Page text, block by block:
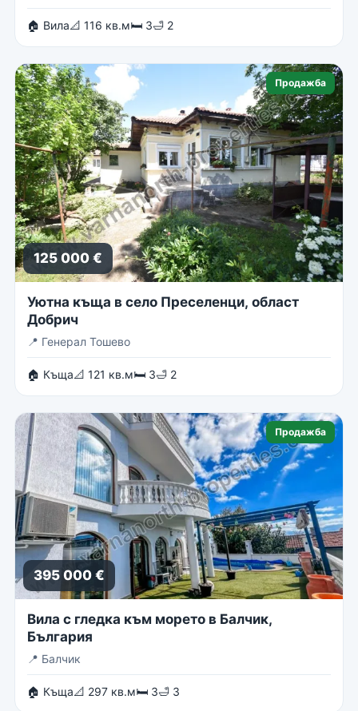
🏠 Вила📐 116 кв.м🛏 3🛁 2
Продажба
125 000 €
Уютна къща в село Преселенци, област
Добрич
📍 Генерал Тошево
🏠 Къща📐 121 кв.м🛏 3🛁 2
Продажба
395 000 €
Вила с гледка към морето в Балчик,
България
📍 Балчик
🏠 Къща📐 297 кв.м🛏 3🛁 3